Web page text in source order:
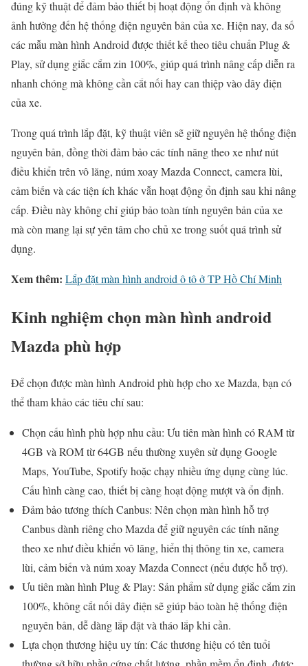
đúng kỹ thuật để đảm bảo thiết bị hoạt động ổn định và không
ảnh hưởng đến hệ thống điện nguyên bản của xe. Hiện nay, đa số
các mẫu màn hình Android được thiết kế theo tiêu chuẩn Plug &
Play, sử dụng giắc cắm zin 100%, giúp quá trình nâng cấp diễn ra
nhanh chóng mà không cần cắt nối hay can thiệp vào dây điện
của xe.
Trong quá trình lắp đặt, kỹ thuật viên sẽ giữ nguyên hệ thống điện
nguyên bản, đồng thời đảm bảo các tính năng theo xe như nút
điều khiển trên vô lăng, núm xoay Mazda Connect, camera lùi,
cảm biến và các tiện ích khác vẫn hoạt động ổn định sau khi nâng
cấp. Điều này không chỉ giúp bảo toàn tính nguyên bản của xe
mà còn mang lại sự yên tâm cho chủ xe trong suốt quá trình sử
dụng.
Xem thêm: Lắp đặt màn hình android ô tô ở TP Hồ Chí Minh
Kinh nghiệm chọn màn hình android
Mazda phù hợp
Để chọn được màn hình Android phù hợp cho xe Mazda, bạn có
thể tham khảo các tiêu chí sau:
Chọn cấu hình phù hợp nhu cầu: Ưu tiên màn hình có RAM từ
4GB và ROM từ 64GB nếu thường xuyên sử dụng Google
Maps, YouTube, Spotify hoặc chạy nhiều ứng dụng cùng lúc.
Cấu hình càng cao, thiết bị càng hoạt động mượt và ổn định.
Đảm bảo tương thích Canbus: Nên chọn màn hình hỗ trợ
Canbus dành riêng cho Mazda để giữ nguyên các tính năng
theo xe như điều khiển vô lăng, hiển thị thông tin xe, camera
lùi, cảm biến và núm xoay Mazda Connect (nếu được hỗ trợ).
Ưu tiên màn hình Plug & Play: Sản phẩm sử dụng giắc cắm zin
100%, không cắt nối dây điện sẽ giúp bảo toàn hệ thống điện
nguyên bản, dễ dàng lắp đặt và tháo lắp khi cần.
Lựa chọn thương hiệu uy tín: Các thương hiệu có tên tuổi